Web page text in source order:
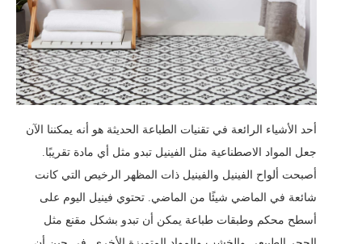
أحد الأشياء الرائعة في تقنيات الطباعة الحديثة هو أنه يمكننا الآن
جعل المواد الاصطناعية مثل الفينيل تبدو مثل أي مادة تقريبًا.
أصبحت ألواح الفينيل والفينيل ذات المظهر الرخيص التي كانت
شائعة في الماضي شيئًا من الماضي. تحتوي فينيل اليوم على
أسطح محكم وطبقات طباعة يمكن أن تبدو بشكل مقنع مثل